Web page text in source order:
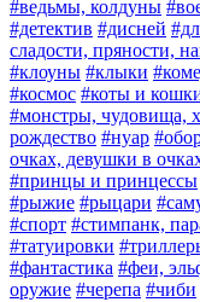
#ведьмы, колдуны
#детектив #дисней
сладости, пряности,
#клоуны #клыки
#космос #коты и
#монстры, чудовища,
рождество #нуар
очках, девушки в
#принцы и принцессы
#рыжие #рыцари
#спорт #стимпанк,
#татуировки
#фантастика #феи,
оружие #черепа #чиби